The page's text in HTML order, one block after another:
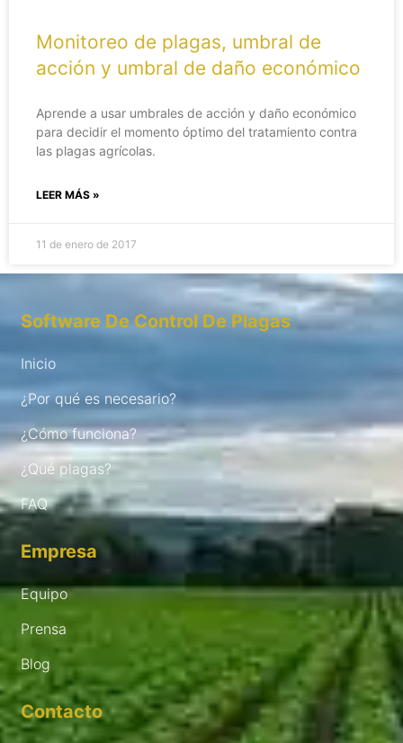
Monitoreo de plagas, umbral de
acción y umbral de daño económico
Aprende a usar umbrales de acción y daño económico
para decidir el momento óptimo del tratamiento contra
las plagas agrícolas.
LEER MÁS »
11 de enero de 2017
Software De Control De Plagas
Inicio
¿Por qué es necesario?
¿Cómo funciona?
¿Qué plagas?
FAQ
Empresa
Equipo
Prensa
Blog
Contacto